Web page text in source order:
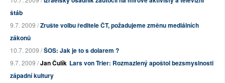
štáb
9.7. 2009 /Zrušte volbu ředitele ČT, požadujeme změnu mediálních
zákonů
10.7. 2009 /ŠOS: Jak je to s dolarem ?
9.7. 2009 /Jan Čulík Lars von Trier: Rozmazlený apoštol bezsmyslnosti
západní kultury